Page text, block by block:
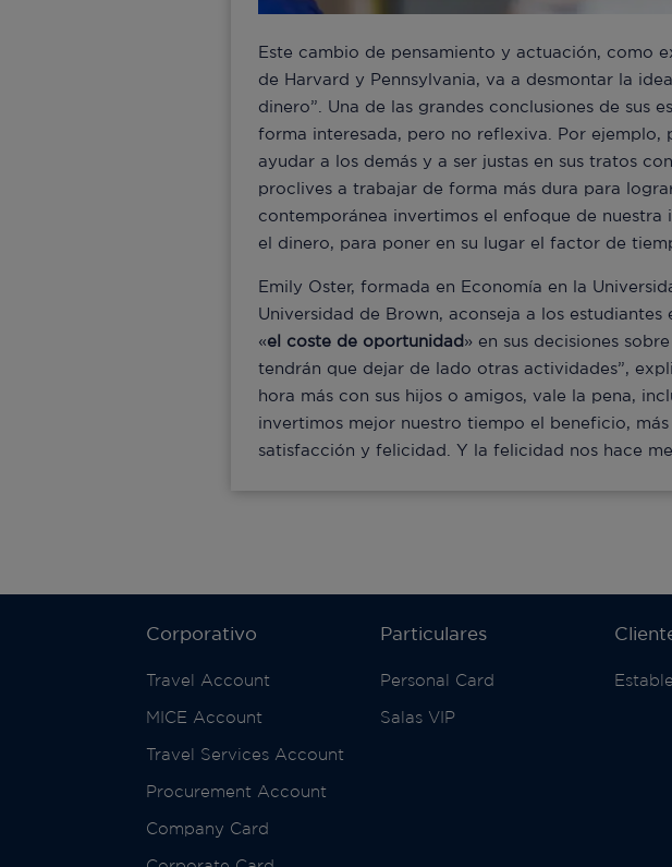
Este cambio de pensamiento y actuación, como
de Harvard y Pennsylvania, va a desmontar la
dinero”. Una de las grandes conclusiones de sus
forma interesada, pero no reflexiva. Por ejemplo,
ayudar a los demás y a ser justas en sus tratos
proclives a trabajar de forma más dura para
contemporánea invertimos el enfoque de
el dinero, para poner en su lugar el factor de
Emily Oster, formada en Economía en la
Universidad de Brown, aconseja a los
«el coste de oportunidad» en sus decisiones
tendrán que dejar de lado otras actividades”,
hora más con sus hijos o amigos, vale la pena,
invertimos mejor nuestro tiempo el beneficio,
satisfacción y felicidad. Y la felicidad nos hace
Corporativo
Travel Account
MICE Account
Travel Services Account
Procurement Account
Company Card
Particulares
Personal Card
Salas VIP